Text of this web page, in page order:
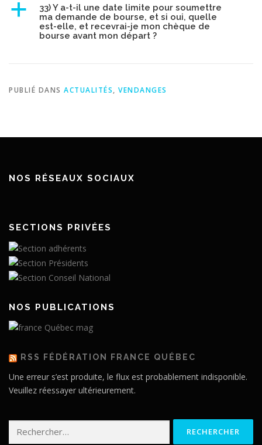
a
33) Y a-t-il une date limite pour soumettre
ma demande de bourse, et si oui, quelle
est-elle, et recevrai-je mon chèque de
bourse avant mon départ ?
PUBLIÉ DANS ACTUALITÉS, VENDANGES
NOS RÉSEAUX SOCIAUX
SECTIONS PRIVÉES
NOS PUBLICATIONS
RSS FÉDÉRATION FRANCE QUÉBEC
Une erreur s’est produite, le flux est probablement indisponible.
Veuillez réessayer ultérieurement.
Rechercher :